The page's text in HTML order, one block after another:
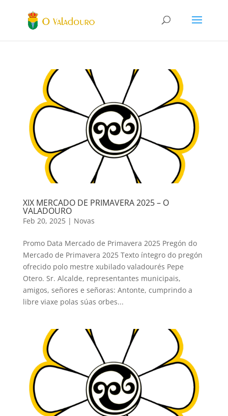
XIX MERCADO DE PRIMAVERA 2025 – O
VALADOURO
Feb 20, 2025| Novas
Promo Data Mercado de Primavera 2025 Pregón do
Mercado de Primavera 2025 Texto íntegro do pregón
ofrecido polo mestre xubilado valadourés Pepe
Otero. Sr. Alcalde, representantes municipais,
amigos, señores e señoras: Antonte, cumprindo a
libre viaxe polas súas orbes...